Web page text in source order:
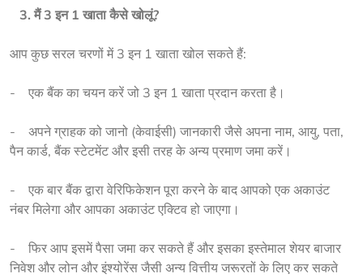
3. मैं 3 इन 1 खाता कैसे खोलूं?
आप कुछ सरल चरणों में 3 इन 1 खाता खोल सकते हैं:
-    एक बैंक का चयन करें जो 3 इन 1 खाता प्रदान करता है।
-    अपने ग्राहक को जानो (केवाईसी) जानकारी जैसे अपना नाम, आयु, पता,
पैन कार्ड, बैंक स्टेटमेंट और इसी तरह के अन्य प्रमाण जमा करें।
-    एक बार बैंक द्वारा वेरिफिकेशन पूरा करने के बाद आपको एक अकाउंट
नंबर मिलेगा और आपका अकाउंट एक्टिव हो जाएगा।
-    फिर आप इसमें पैसा जमा कर सकते हैं और इसका इस्तेमाल शेयर बाजार
निवेश और लोन और इंश्योरेंस जैसी अन्य वित्तीय जरूरतों के लिए कर सकते